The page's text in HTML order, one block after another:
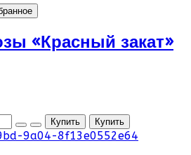
«Красный закат»